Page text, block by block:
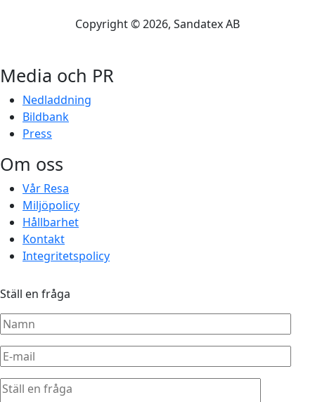
Copyright ©2026, Sandatex AB
Media och PR
Nedladdning
Bildbank
Press
Om oss
Vår Resa
Miljöpolicy
Hållbarhet
Kontakt
Integritetspolicy
Ställ en fråga